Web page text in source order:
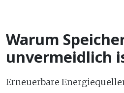
Warum
unvermeidlich
Erneuerbare